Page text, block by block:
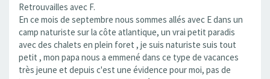
Retrouvailles avec F.
En ce mois de septembre nous sommes allés avec E dans un
camp naturiste sur la côte atlantique, un vrai petit paradis
avec des chalets en plein foret , je suis naturiste suis tout
petit , mon papa nous a emmené dans ce type de vacances
très jeune et depuis c'est une évidence pour moi, pas de